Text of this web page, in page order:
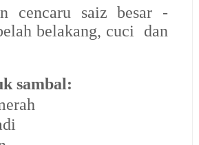
cencaru saiz besar -
belakang, cuci dan
sambal: